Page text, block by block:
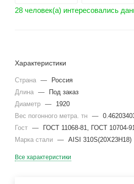
28 человек(а) интересовались
Характеристики
Страна —
Россия
Длина —
Под заказ
Диаметр —
1920
Вес погонного метра. тн —
Гост —
ГОСТ 11068-81, ГОСТ 10704-
Марка стали — AISI 310S(20Х23Н18)
Все характеристики